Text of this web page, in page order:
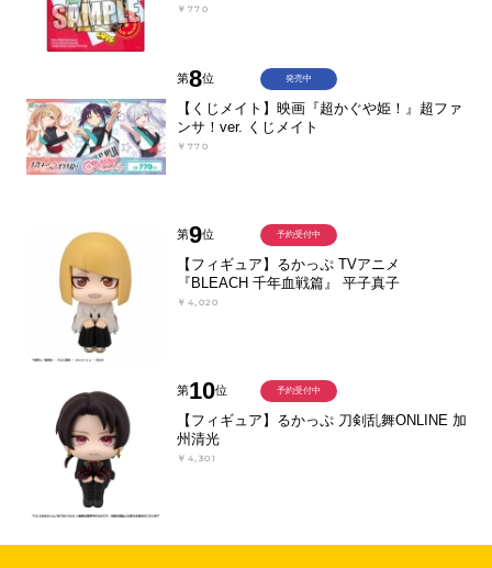
￥770
第8位
【くじメイト】映画『超かぐや姫！』超ファ
ンサ！ver. くじメイト
￥770
発売中
第9位
【フィギュア】るかっぷ TVアニメ
『BLEACH 千年血戦篇』 平子真子
￥4,020
予約受付中
第10位
【フィギュア】るかっぷ 刀剣乱舞ONLINE 加
州清光
￥4,301
予約受付中